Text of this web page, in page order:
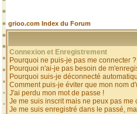
grioo.com Index du Forum
Connexion et Enregistrement
Pourquoi ne puis-je pas me connecter ?
Pourquoi n'ai-je pas besoin de
Pourquoi suis-je déconnecté
Comment puis-je éviter que mon nom
J'ai perdu mon mot de passe !
Je me suis inscrit mais ne peux pas me
Je me suis enregistré dans le passé,